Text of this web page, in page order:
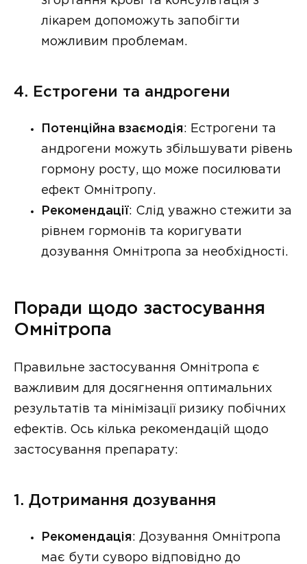
лікарем допоможуть запобігти
можливим проблемам.
4. Естрогени та андрогени
Потенційна взаємодія: Естрогени та
андрогени можуть збільшувати рівень
гормону росту, що може посилювати
ефект Омнітропу.
Рекомендації: Слід уважно стежити за
рівнем гормонів та коригувати
дозування Омнітропа за необхідності.
Поради щодо застосування
Омнітропа
Правильне застосування Омнітропа є
важливим для досягнення оптимальних
результатів та мінімізації ризику побічних
ефектів. Ось кілька рекомендацій щодо
застосування препарату:
1. Дотримання дозування
Рекомендація: Дозування Омнітропа
має бути суворо відповідно до